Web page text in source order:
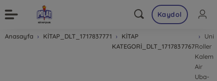
Kaydol
Anasayfa KİTAP_DLT_1717837771
KİTAP
KATEGORİ_DLT_1717837767
Uni
Roller
Kalem
Air
Uba-